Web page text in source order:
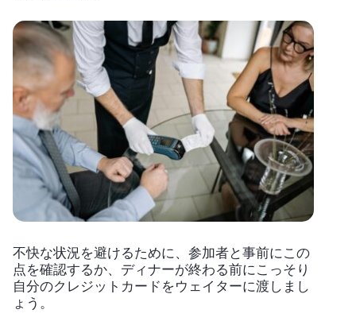
不快な状況を避けるために、参加者と事前にこの
点を確認するか、ディナーが終わる前にこっそり
自分のクレジットカードをウェイターに渡しまし
ょう。